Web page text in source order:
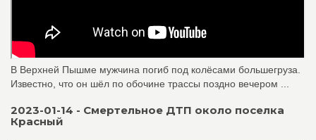
В Верхней Пышме мужчина погиб под колёсами большегруза.
Известно, что он шёл по обочине трассы поздно вечером ...
2023-01-14 - Смертельное ДТП около поселка
Красный